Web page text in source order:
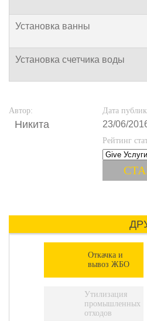
Установка ванны
Установка счетчика воды
Автор:
Никита
Дата
23/06/
Рейтинг
Откачка и
вывоз ЖБО
Утилизация
промышленных
отходов